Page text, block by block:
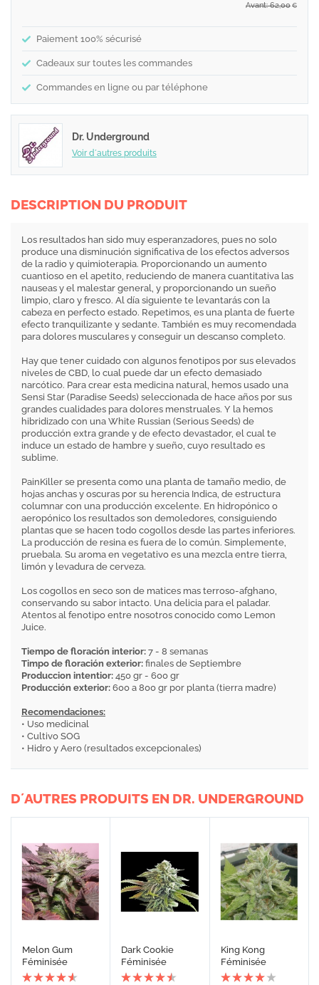
Avant: 62,00 €
Paiement 100% sécurisé
Cadeaux sur toutes les commandes
Commandes en ligne ou par téléphone
Dr. Underground
Voir d´autres produits
DESCRIPTION DU PRODUIT
Los resultados han sido muy esperanzadores, pues no solo
produce una disminución significativa de los efectos adversos
de la radio y quimioterapia. Proporcionando un aumento
cuantioso en el apetito, reduciendo de manera cuantitativa las
nauseas y el malestar general, y proporcionando un sueño
limpio, claro y fresco. Al día siguiente te levantarás con la
cabeza en perfecto estado. Repetimos, es una planta de fuerte
efecto tranquilizante y sedante. También es muy recomendada
para dolores musculares y conseguir un descanso completo.
Hay que tener cuidado con algunos fenotipos por sus elevados
niveles de CBD, lo cual puede dar un efecto demasiado
narcótico. Para crear esta medicina natural, hemos usado una
Sensi Star (Paradise Seeds) seleccionada de hace años por sus
grandes cualidades para dolores menstruales. Y la hemos
hibridizado con una White Russian (Serious Seeds) de
producción extra grande y de efecto devastador, el cual te
induce un estado de hambre y sueño, cuyo resultado es
sublime.
PainKiller se presenta como una planta de tamaño medio, de
hojas anchas y oscuras por su herencia Indica, de estructura
columnar con una producción excelente. En hidropónico o
aeropónico los resultados son demoledores, consiguiendo
plantas que se hacen todo cogollos desde las partes inferiores.
La producción de resina es fuera de lo común. Simplemente,
pruebala. Su aroma en vegetativo es una mezcla entre tierra,
limón y levadura de cerveza.
Los cogollos en seco son de matices mas terroso-afghano,
conservando su sabor intacto. Una delicia para el paladar.
Atentos al fenotipo entre nosotros conocido como Lemon
Juice.
Tiempo de floración interior: 7 - 8 semanas
Timpo de floración exterior: finales de Septiembre
Produccion intentior: 450 gr - 600 gr
Producción exterior: 600 a 800 gr por planta (tierra madre)
Recomendaciones:
• Uso medicinal
• Cultivo SOG
• Hidro y Aero (resultados excepcionales)
D´AUTRES PRODUITS EN DR. UNDERGROUND
Melon Gum
Féminisée
Dark Cookie
Féminisée
King Kong
Féminisée